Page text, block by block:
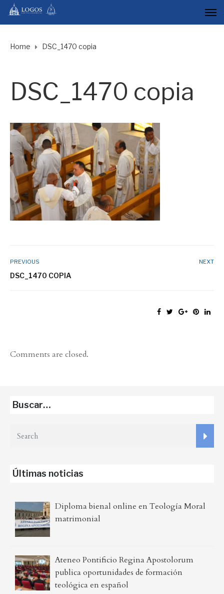
Home DSC_1470 copia
DSC_1470 copia
PREVIOUS
DSC_1470 COPIA
NEXT
Comments are closed.
Buscar…
Últimas noticias
Diploma bienal online en Teología Moral
matrimonial
Ateneo Pontificio Regina Apostolorum
publica oportunidades de formación
teológica en español